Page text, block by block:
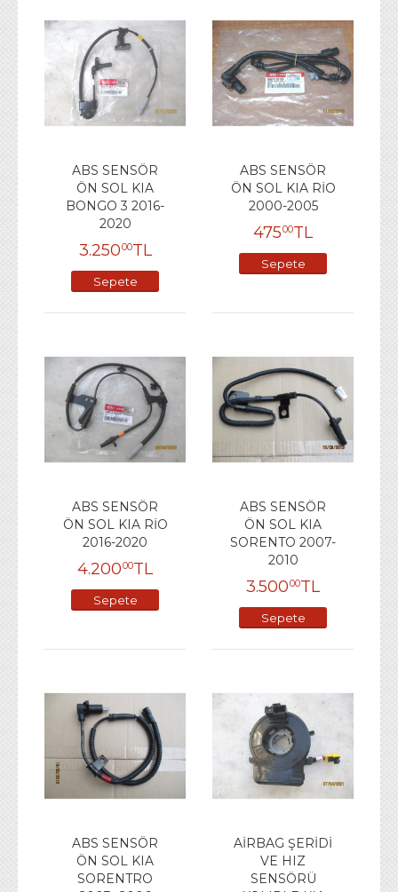
ABS SENSÖR
ÖN SOL KIA
BONGO 3 2016-
2020
3.25000TL
Sepete
ABS SENSÖR
ÖN SOL KIA RİO
2000-2005
47500TL
Sepete
ABS SENSÖR
ÖN SOL KIA RİO
2016-2020
4.20000TL
Sepete
ABS SENSÖR
ÖN SOL KIA
SORENTO 2007-
2010
3.50000TL
Sepete
ABS SENSÖR
ÖN SOL KIA
SORENTRO
AİRBAG ŞERİDİ
VE HIZ
SENSÖRÜ